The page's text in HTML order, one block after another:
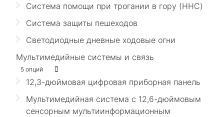
Система помощи при трогании в гору (HHC)
Система защиты пешеходов
Светодиодные дневные ходовые огни
Мультимедийные системы и связь
5 опций
12,3-дюймовая цифровая приборная панель
Мультимедийная система с 12,6-дюймовым
сенсорным мультиинформационным